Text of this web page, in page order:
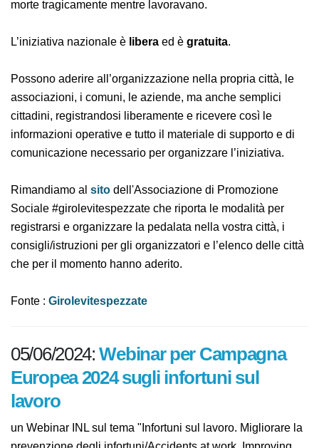
negli ambienti di vita, ed anche ricordare le persone
mentre lavoravano.
L’iniziativa nazionale èliberaed è gratuita.
Possono aderire all’organizzazione nella propria città,
le associazioni, i comuni, le aziende, ma anche semplici
cittadini, registrandosi liberamente e ricevere così le
e di comunicazione necessario per organizzare
l’iniziativa.
Rimandiamo alsitodell'Associazione di Promozione
Sociale #girolevitespezzate che riporta le modalità per
consigli/istruzioni per gli organizzatori e l’elenco delle
Fonte :Girolevitespezzate
05/06/2024:
Europea 2024 sugli infortuni sul